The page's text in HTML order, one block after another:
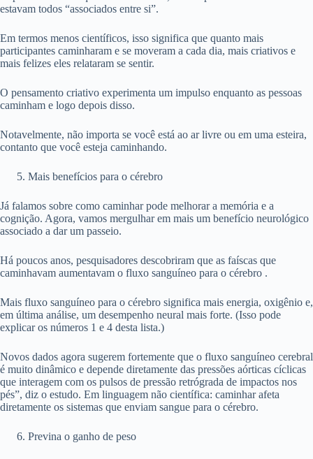
estavam todos “associados entre si”.
Em termos menos científicos, isso significa que quanto mais
participantes caminharam e se moveram a cada dia, mais criativos e
mais felizes eles relataram se sentir.
O pensamento criativo experimenta um impulso enquanto as pessoas
caminham e logo depois disso.
Notavelmente, não importa se você está ao ar livre ou em uma esteira,
contanto que você esteja caminhando.
Mais benefícios para o cérebro
Já falamos sobre como caminhar pode melhorar a memória e a
cognição. Agora, vamos mergulhar em mais um benefício neurológico
associado a dar um passeio.
Há poucos anos, pesquisadores descobriram que as faíscas que
caminhavam aumentavam o fluxo sanguíneo para o cérebro .
Mais fluxo sanguíneo para o cérebro significa mais energia, oxigênio e,
em última análise, um desempenho neural mais forte. (Isso pode
explicar os números 1 e 4 desta lista.)
Novos dados agora sugerem fortemente que o fluxo sanguíneo cerebral
é muito dinâmico e depende diretamente das pressões aórticas cíclicas
que interagem com os pulsos de pressão retrógrada de impactos nos
pés”, diz o estudo. Em linguagem não científica: caminhar afeta
diretamente os sistemas que enviam sangue para o cérebro.
Previna o ganho de peso